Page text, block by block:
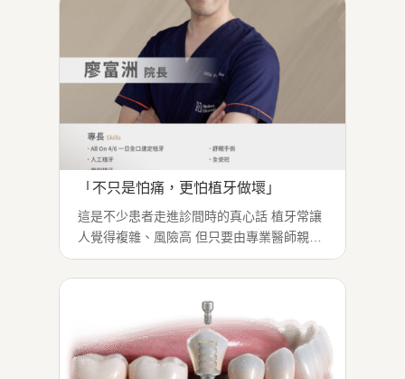
炎。 原本以為是術後正常狀況，但幾天後咬
東西時的疼痛越來越明顯。...
「不只是怕痛，更怕植牙做壞」
這是不少患者走進診間時的真心話 植牙常讓
人覺得複雜、風險高 但只要由專業醫師親自
評估與操作 不論是單顆或全口重建 都能做到
穩定、安全、安心 #廖富洲醫師 院長親自操
刀 從診斷、規劃到手術追蹤層層把關 經驗扎
實、技術完整 是患者安心的關鍵...